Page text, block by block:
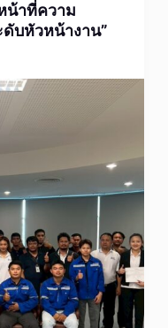
น้าที่ความ
บหัวหน้างาน”